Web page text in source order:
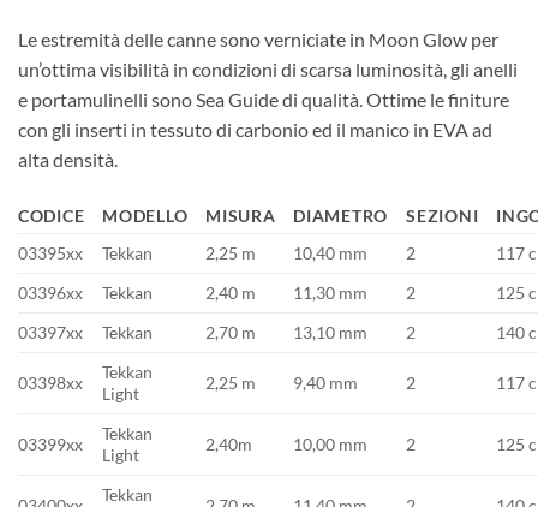
Le estremità delle canne sono verniciate in Moon Glow per
un’ottima visibilità in condizioni di scarsa luminosità, gli anelli
e portamulinelli sono Sea Guide di qualità. Ottime le finiture
con gli inserti in tessuto di carbonio ed il manico in EVA ad
alta densità.
CODICE MODELLO MISURA DIAMETRO SEZIONI
03395xx
Tekkan 2,25 m 10,40 mm 2
117
03396xx
Tekkan 2,40 m 11,30 mm 2
125
03397xx
Tekkan 2,70 m 13,10 mm 2 140
03398xx
Tekkan
Light
2,25 m 9,40 mm 2 117
03399xx
Tekkan
Light
2,40m 10,00 mm 2 125
Tekkan